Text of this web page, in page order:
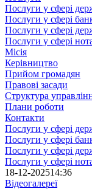
Послуги у сфері
Послуги у сфері
Послуги у сфері
Послуги у сфері
Місія
Керівництво
Прийом громадян
Правові засади
Структура
Плани роботи
Контакти
Послуги у сфері
Послуги у сфері
Послуги у сфері
Послуги у сфері
18-12-202514:36
Відеогалереї